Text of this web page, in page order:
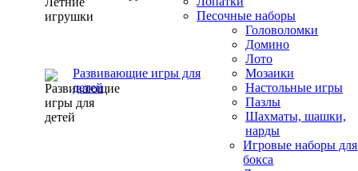
Песочные наборы
Развивающие игры для
детей
Головоломки
Домино
Лото
Мозаики
Настольные игры
Пазлы
Шахматы, шашки,
нарды
Игровые наборы для
бокса